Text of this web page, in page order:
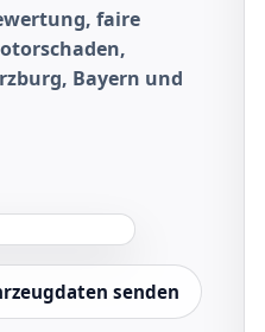
faire
Bayern und
senden